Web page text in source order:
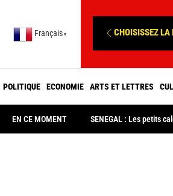
Français ▼ CHOISISSEZ LA
POLITIQUE ECONOMIE ARTS ET LETTRES
EN CE MOMENT SENEGAL : Les petits